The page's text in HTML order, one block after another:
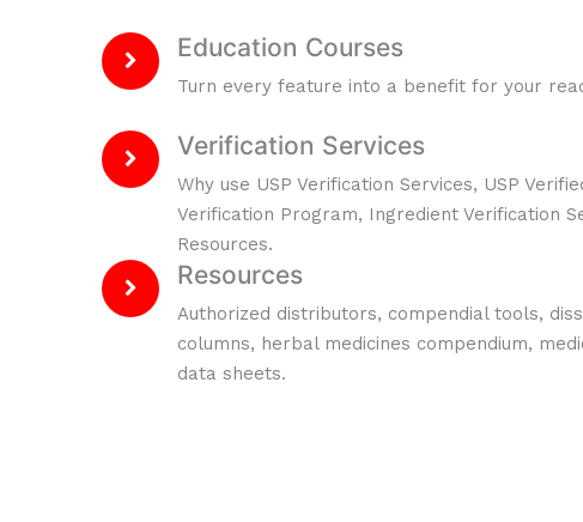
Education Courses
Turn every feature into a benefit for your
Verification Services
Why use USP Verification Services, USP
Verification Program, Ingredient Verification
Resources.
Resources
Authorized distributors, compendial tools,
columns, herbal medicines compendium,
data sheets.